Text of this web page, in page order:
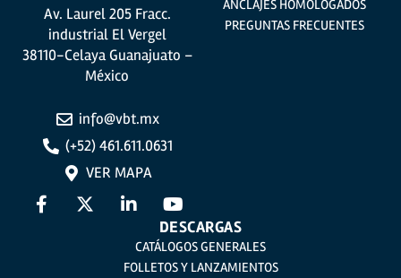
Av. Laurel 205 Fracc.
industrial El Vergel
38110-Celaya Guanajuato –
México
info@vbt.mx
(+52) 461.611.0631
VER MAPA
ANCLAJES HOMOLOGADOS
PREGUNTAS FRECUENTES
DESCARGAS
CATÁLOGOS GENERALES
FOLLETOS Y LANZAMIENTOS